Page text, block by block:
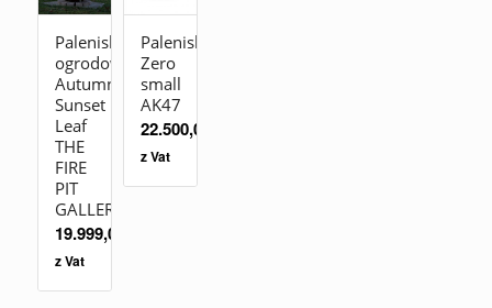
Palenisko
ogrodowe
Autumn
Sunset
Leaf
THE
FIRE
PIT
GALLERY
19.999,00
z Vat
Palenisko
Zero
small
AK47
22.500,00
z Vat